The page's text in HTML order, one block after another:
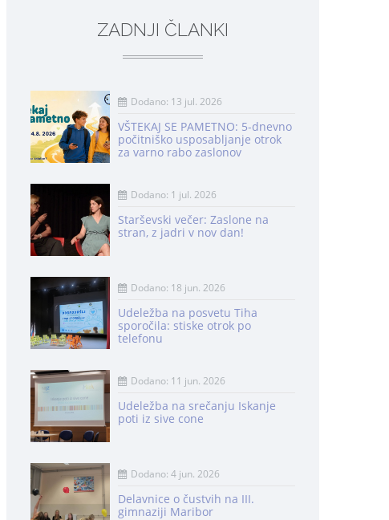
ZADNJI ČLANKI
Dodano: 13 jul. 2026
VŠTEKAJ SE PAMETNO: 5-dnevno
počitniško usposabljanje otrok
za varno rabo zaslonov
Dodano: 1 jul. 2026
Starševski večer: Zaslone na
stran, z jadri v nov dan!
Dodano: 18 jun. 2026
Udeležba na posvetu Tiha
sporočila: stiske otrok po
telefonu
Dodano: 11 jun. 2026
Udeležba na srečanju Iskanje
poti iz sive cone
Dodano: 4 jun. 2026
Delavnice o čustvih na III.
gimnaziji Maribor